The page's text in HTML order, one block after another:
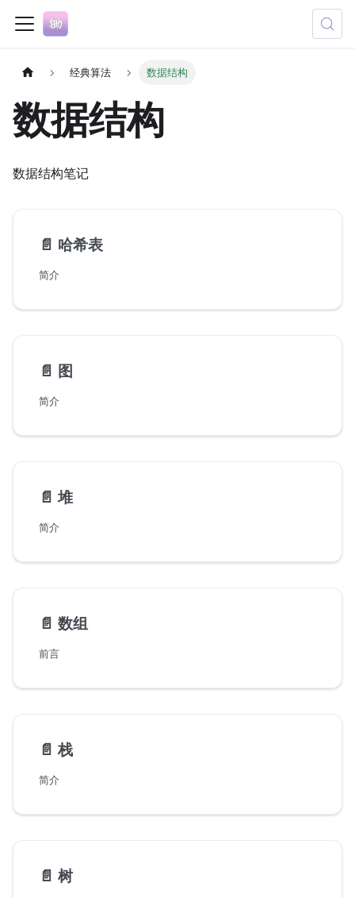
经典算法 数据结构
数据结构
数据结构笔记
📄️ 哈希表
简介
📄️ 图
简介
📄️ 堆
简介
📄️ 数组
前言
📄️ 栈
简介
📄️ 树